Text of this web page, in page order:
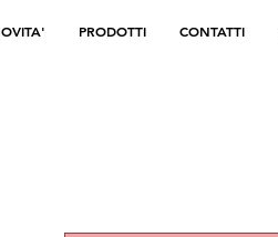
PRODOTTI CONTATTI